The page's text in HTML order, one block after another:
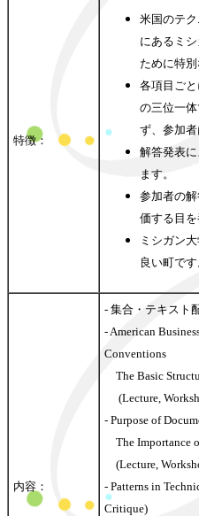
特徴：
米国のテ
にあるミ
ために特
各項目ご
の三位一
ず、参加者
解答発表
ます。
参加者の
価する目を
ミシガン
良い町です
内容：
- 集合・テキスト
- American
Conventions
The Basic
(Lecture,
- Purpose of
The Importance
(Lecture,
- Patterns in
Critique)